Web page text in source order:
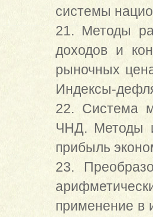
системы
21. Методы
доходов и
рыночных
Индексы-
22. Система
ЧНД. Методы
прибыль
23.
применение в